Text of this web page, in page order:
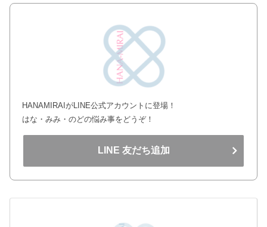
HANAMIRAIがLINE公式アカウントに登場！
はな・みみ・のどの悩み事をどうぞ！
LINE 友だち追加